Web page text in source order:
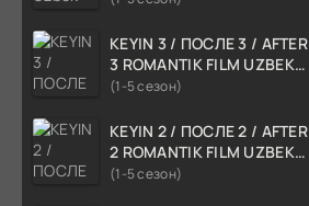
KEYIN 3 / ПОСЛЕ 3 / AFTER
3 ROMANTIK FILM UZBEK
TILIDA 2021 TARJIMA FILM
(1-5 сезон)
KEYIN 2 / ПОСЛЕ 2 / AFTER
2 ROMANTIK FILM UZBEK
TILIDA 2020 TARJIMA FILM
(1-5 сезон)